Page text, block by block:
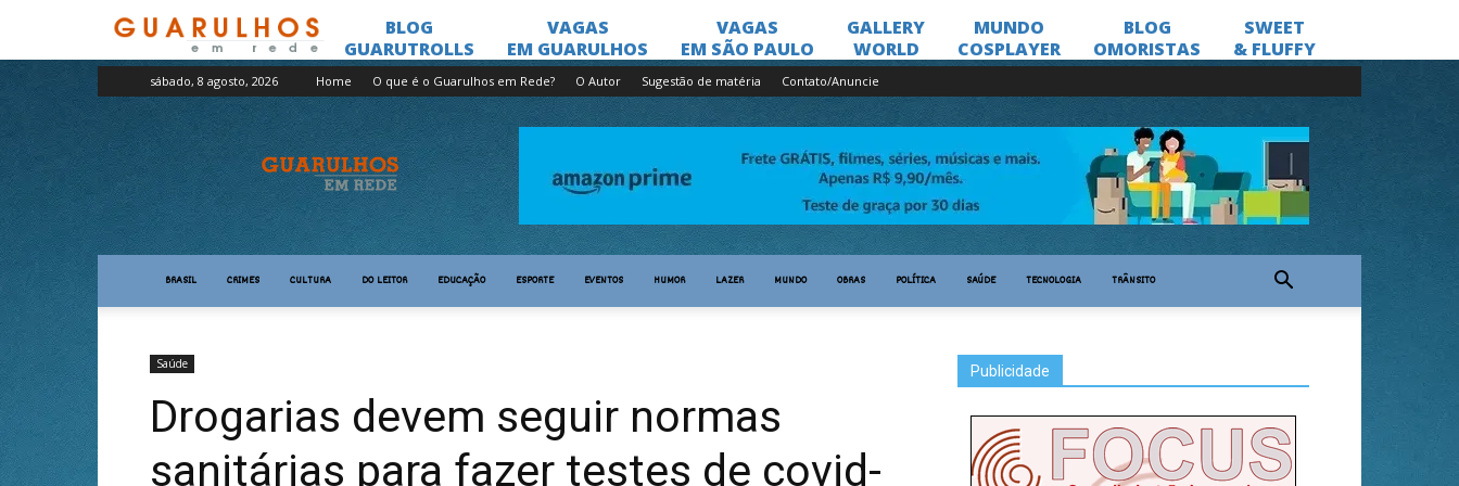
sábado, 8 agosto, 2026 Home O que é o Guarulhos em Rede? O Autor Sugestão de matéria Contato/Anuncie
Guarulhos
em
Rede
BRASIL CRIMES CULTURA DO LEITOR EDUCAÇÃO ESPORTE EVENTOS HUMOR LAZER MUNDO OBRAS POLÍTICA SAÚDE TECNOLOGIA TRÂNSITO
Saúde
Drogarias devem seguir normas
sanitárias para fazer testes de covid-
Publicidade